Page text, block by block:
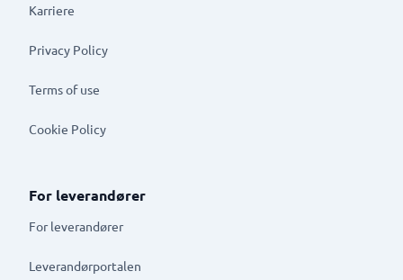
Karriere
Privacy Policy
Terms of use
Cookie Policy
For leverandører
For leverandører
Leverandørportalen